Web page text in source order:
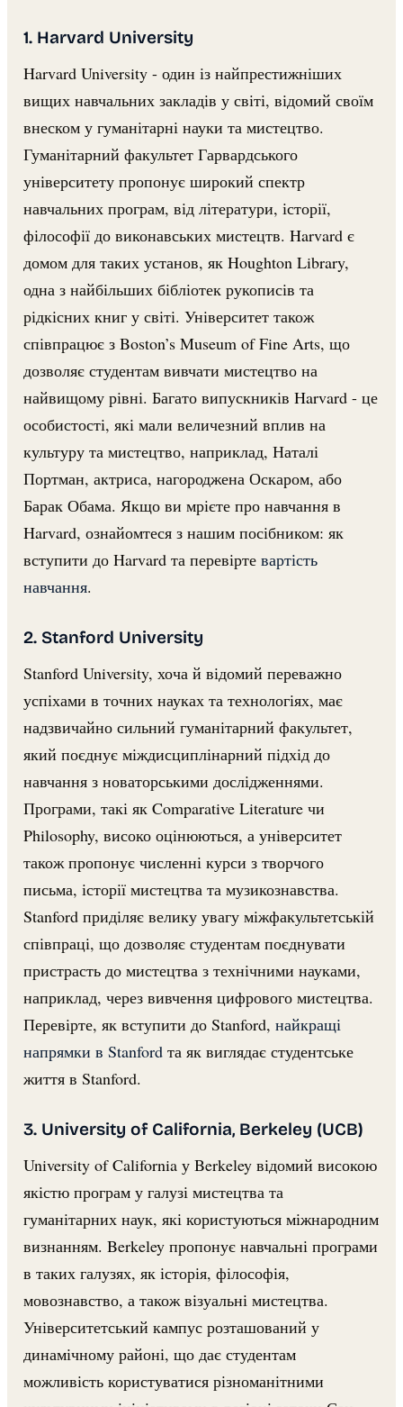
1. Harvard University
Harvard University - один із найпрестижніших
вищих навчальних закладів у світі, відомий своїм
внеском у гуманітарні науки та мистецтво.
Гуманітарний факультет Гарвардського
університету пропонує широкий спектр
навчальних програм, від літератури, історії,
філософії до виконавських мистецтв. Harvard є
домом для таких установ, як Houghton Library,
одна з найбільших бібліотек рукописів та
рідкісних книг у світі. Університет також
співпрацює з Boston’s Museum of Fine Arts, що
дозволяє студентам вивчати мистецтво на
найвищому рівні. Багато випускників Harvard - це
особистості, які мали величезний вплив на
культуру та мистецтво, наприклад, Наталі
Портман, актриса, нагороджена Оскаром, або
Барак Обама. Якщо ви мрієте про навчання в
Harvard, ознайомтеся з нашим посібником: як
вступити до Harvard та перевірте вартість
навчання.
2. Stanford University
Stanford University, хоча й відомий переважно
успіхами в точних науках та технологіях, має
надзвичайно сильний гуманітарний факультет,
який поєднує міждисциплінарний підхід до
навчання з новаторськими дослідженнями.
Програми, такі як Comparative Literature чи
Philosophy, високо оцінюються, а університет
також пропонує численні курси з творчого
письма, історії мистецтва та музикознавства.
Stanford приділяє велику увагу міжфакультетській
співпраці, що дозволяє студентам поєднувати
пристрасть до мистецтва з технічними науками,
наприклад, через вивчення цифрового мистецтва.
Перевірте, як вступити до Stanford, найкращі
напрямки в Stanford та як виглядає студентське
життя в Stanford.
3. University of California, Berkeley (UCB)
University of California у Berkeley відомий високою
якістю програм у галузі мистецтва та
гуманітарних наук, які користуються міжнародним
визнанням. Berkeley пропонує навчальні програми
в таких галузях, як історія, філософія,
мовознавство, а також візуальні мистецтва.
Університетський кампус розташований у
динамічному районі, що дає студентам
можливість користуватися різноманітними